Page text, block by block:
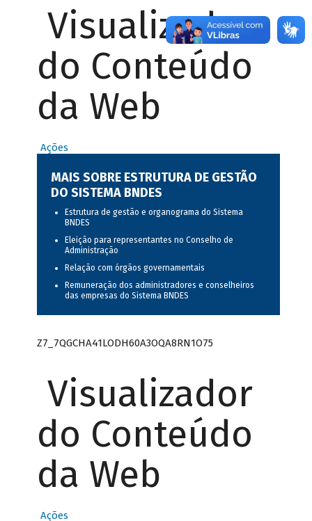
Visualizador
do Conteúdo
da Web
Ações
MAIS SOBRE ESTRUTURA DE GESTÃO
DO SISTEMA BNDES
Estrutura de gestão e organograma do Sistema
BNDES
Eleição para representantes no Conselho de
Administração
Relação com órgãos governamentais
Remuneração dos administradores e conselheiros
das empresas do Sistema BNDES
Z7_7QGCHA41LODH60A3OQA8RN1O75
Visualizador
do Conteúdo
da Web
Ações